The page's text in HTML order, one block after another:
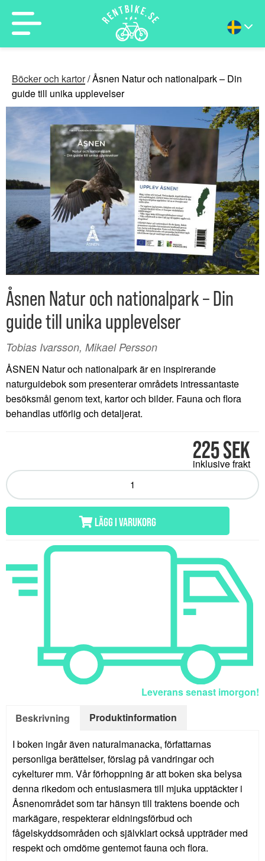
Böcker och kartor/ Åsnen Natur och nationalpark – Din
guide till unika upplevelser
Åsnen Natur och nationalpark – Din
guide till unika upplevelser
Tobias Ivarsson, Mikael Persson
ÅSNEN Natur och nationalpark är en inspirerande
naturguidebok som presenterar områdets intressantaste
besöksmål genom text, kartor och bilder. Fauna och flora
behandlas utförlig och detaljerat.
225 SEK
inklusive frakt
LÄGG I VARUKORG
Leverans senast imorgon!
Beskrivning
Produktinformation
I boken ingår även naturalmanacka, författarnas
personliga berättelser, förslag på vandringar och
cykelturer mm. Vår förhoppning är att boken ska belysa
denna rikedom och entusiasmera till mjuka upptäckter i
Åsnenområdet som tar hänsyn till traktens boende och
markägare, respekterar eldningsförbud och
fågelskyddsområden och självklart också uppträder med
respekt och omdöme gentemot fauna och flora.